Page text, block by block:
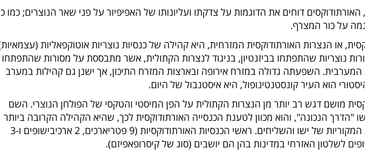
דוחים את הדוגמות על צדקתו ועליונותו של האפיפיור על פני שאר הנוצרים; כמו
על כור המצרף.
או הנצרות האורתודוקסית המזרחית, היא קהילה של כנסיות נוצריות אוטוקפאליות
נוצריות שהתפתחו בביזנטיון, בניגוד לנצרות הקתולית, אשר מתבססת על מסורות שהתפתחו
המערבית. השפעתה גדולה במזרח אירופה ובארצות המזרח התיכון, אך ישנן גם קהילות במערב
הוא העיר קונסטנטינופול, היא איסטנבול של היום.
מושם דגש רב יותר מן הנצרות הקתולית על הפן המיסטי והטקסי של הפולחן הנוצרי. השם
"הדרך הנכונה", והוא מכוון לטענת הכנסייה האורתודוקסית לכך, שהיא הקהילה הקרובה ביותר
למסורות הנוצריות המקוריות של ישו והשליחים. ראשי הכנסיות האורתודוקסיות (9 פטריארכים, 2 ארכיבישופים ו-3
לשלטון האזרחי במדינות בהן הם יושבים (סוג של קיסרופאפיזם).